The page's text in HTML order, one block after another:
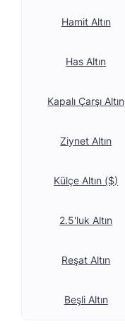
Hamit Altın
Has Altın
Kapalı Çarşı Altın
Ziynet Altın
Külçe Altın ($)
2.5'luk Altın
Reşat Altın
Beşli Altın